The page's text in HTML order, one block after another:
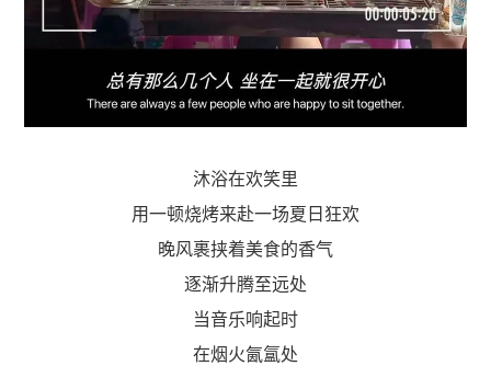
沐浴在欢笑里
用一顿烧烤来赴一场夏日狂欢
晚风裹挟着美食的香气
逐渐升腾至远处
当音乐响起时
在烟火氤氲处